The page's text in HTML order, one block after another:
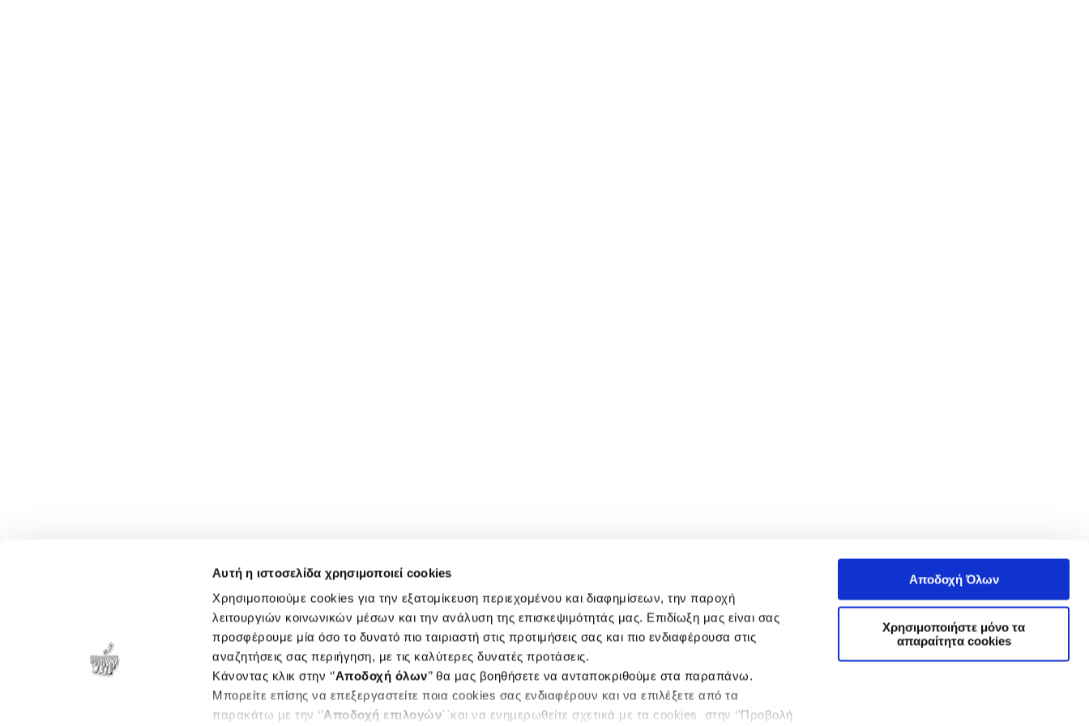
Αυτή η ιστοσελίδα χρησιμοποιεί cookies
Χρησιμοποιούμε cookies για την εξατομίκευση περιεχομένου και διαφημίσεων, την παροχή
λειτουργιών κοινωνικών μέσων και την ανάλυση της επισκεψιμότητάς μας. Επιδίωξη μας είναι σας
προσφέρουμε μία όσο το δυνατό πιο ταιριαστή στις προτιμήσεις σας και πιο ενδιαφέρουσα στις
αναζητήσεις σας περιήγηση, με τις καλύτερες δυνατές προτάσεις.
Κάνοντας κλικ στην ‘’Αποδοχή όλων’’ θα μας βοηθήσετε να ανταποκριθούμε στα παραπάνω.
Μπορείτε επίσης να επεξεργαστείτε ποια cookies σας ενδιαφέρουν και να επιλέξετε από τα
παρακάτω με την ‘’Αποδοχή επιλογών΄΄και να ενημερωθείτε σχετικά με τα cookies στην ‘’Προβολή
Αποδοχή Όλων
Χρησιμοποιήστε μόνο τα
απαραίτητα cookies